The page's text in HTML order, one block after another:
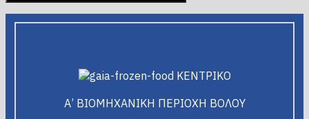
ΚΕΝΤΡΙΚΟ
Α’ ΒΙΟΜΗΧΑΝΙΚΗ ΠΕΡΙΟΧΗ ΒΟΛΟΥ